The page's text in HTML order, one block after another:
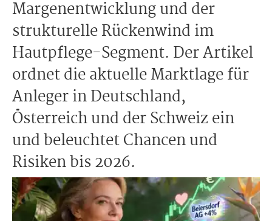
Margenentwicklung und der
strukturelle Rückenwind im
Hautpflege-Segment. Der Artikel
ordnet die aktuelle Marktlage für
Anleger in Deutschland,
Österreich und der Schweiz ein
und beleuchtet Chancen und
Risiken bis 2026.